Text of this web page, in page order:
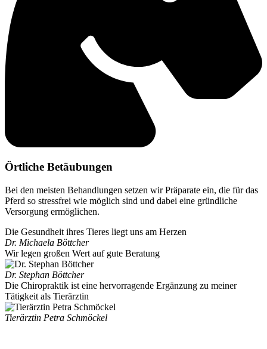
Örtliche Betäubungen
Bei den meisten Behandlungen setzen wir Präparate ein, die für das
Pferd so stressfrei wie möglich sind und dabei eine gründliche
Versorgung ermöglichen.
Die Gesundheit ihres Tieres liegt uns am Herzen
Dr. Michaela Böttcher
Wir legen großen Wert auf gute Beratung
Dr. Stephan Böttcher
Die Chiropraktik ist eine hervorragende Ergänzung zu meiner
Tätigkeit als Tierärztin
Tierärztin Petra Schmöckel